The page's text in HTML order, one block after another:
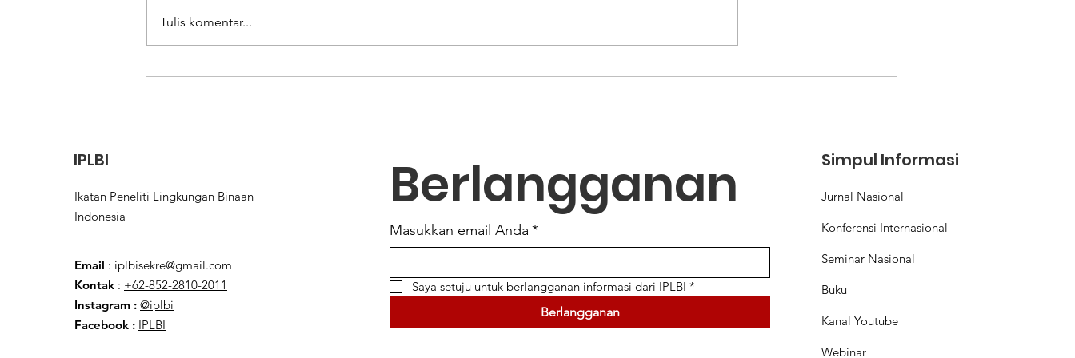
Kelas ke Wilayah Publik
Arsitektur Institut Teknologi
Download .pdf:...
(Refleksi sebagai Pemateri FGD
ditulis sebagai Pengantar Buku...
Tulis komentar...
IPLBI
Ikatan Peneliti Lingkungan Binaan
Indonesia
Email : iplbisekre@gmail.com
Kontak : +62-852-2810-2011
Instagram : @iplbi
Facebook : IPLBI
Berlangganan
Masukkan email Anda *
Saya setuju untuk berlangganan informasi dari IPLBI *
Berlangganan
Simpul Informasi
Jurnal Nasional
Konferensi Internasional
Seminar Nasional
Buku
Kanal Youtube
Webinar